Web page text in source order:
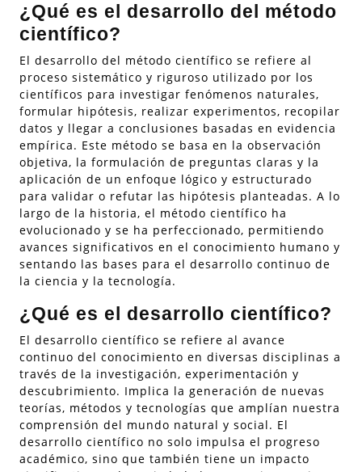
¿Qué es el desarrollo del método
científico?
El desarrollo del método científico se refiere al
proceso sistemático y riguroso utilizado por los
científicos para investigar fenómenos naturales,
formular hipótesis, realizar experimentos, recopilar
datos y llegar a conclusiones basadas en evidencia
empírica. Este método se basa en la observación
objetiva, la formulación de preguntas claras y la
aplicación de un enfoque lógico y estructurado
para validar o refutar las hipótesis planteadas. A lo
largo de la historia, el método científico ha
evolucionado y se ha perfeccionado, permitiendo
avances significativos en el conocimiento humano y
sentando las bases para el desarrollo continuo de
la ciencia y la tecnología.
¿Qué es el desarrollo científico?
El desarrollo científico se refiere al avance
continuo del conocimiento en diversas disciplinas a
través de la investigación, experimentación y
descubrimiento. Implica la generación de nuevas
teorías, métodos y tecnologías que amplían nuestra
comprensión del mundo natural y social. El
desarrollo científico no solo impulsa el progreso
académico, sino que también tiene un impacto